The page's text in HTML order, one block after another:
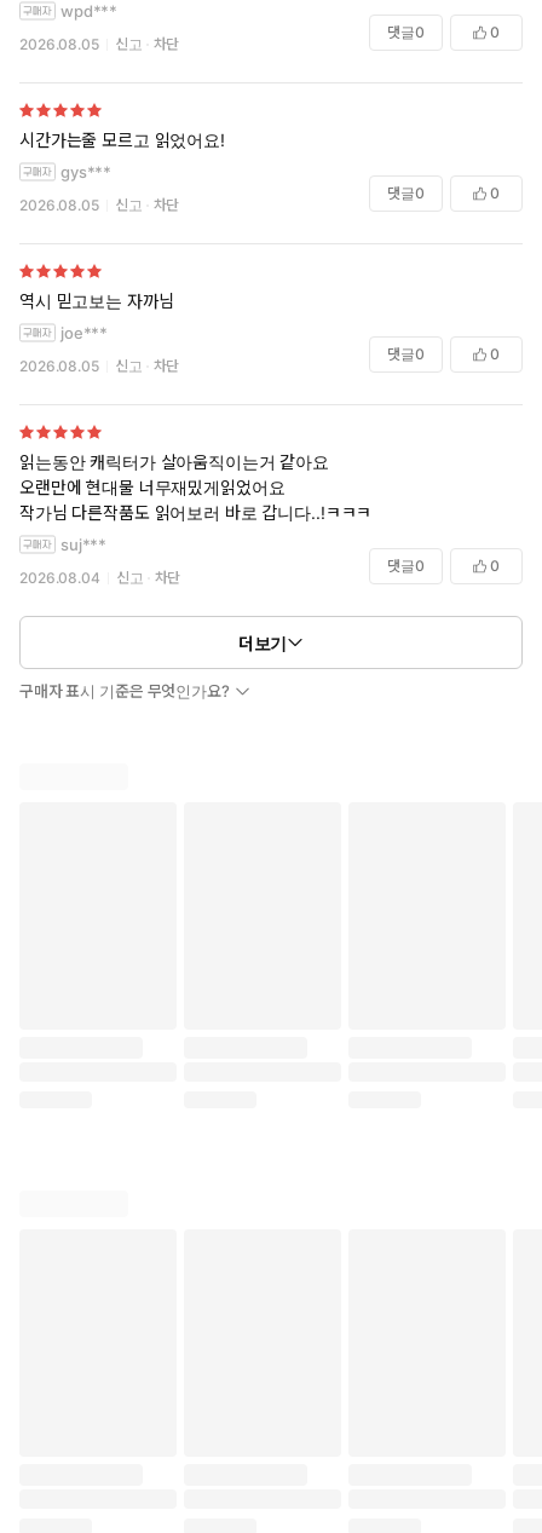
wpd***
2026.08.05 신고 차단
댓글0 0
시간가는줄 모르고 읽었어요!
gys***
2026.08.05 신고 차단
댓글0 0
역시 믿고보는 자까님
joe***
2026.08.05 신고 차단
댓글0 0
읽는동안 캐릭터가 살아움직이는거 같아요
오랜만에 현대물 너무재밌게읽었어요
작가님 다른작품도 읽어보러 바로 갑니다..!ㅋㅋㅋ
suj***
2026.08.04 신고 차단
댓글0 0
더보기
구매자 표시 기준은 무엇인가요?